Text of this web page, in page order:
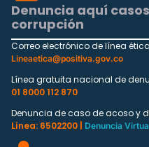
Denuncia aquí
corrupción
Correo electrónico de línea ética
Lineaetica@positiva.gov.co
Línea gratuita nacional de
01 8000 112 870
Denuncia de caso de acoso y
Línea: 6502200 |
Denuncia